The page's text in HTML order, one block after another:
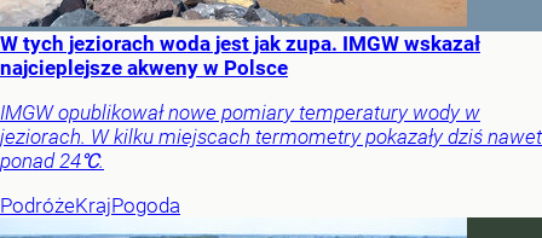
W tych jeziorach woda jest jak zupa. IMGW wskazał
najcieplejsze akweny w Polsce
IMGW opublikował nowe pomiary temperatury wody w
jeziorach. W kilku miejscach termometry pokazały dziś nawet
ponad 24℃.
PodróżeKrajPogoda